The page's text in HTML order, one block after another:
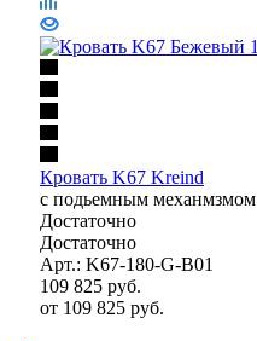
Кровать K67 Kreind
с подьемным механмзмом
Достаточно
Достаточно
Арт.: K67-180-G-B01
109 825 руб.
от 109 825 руб.